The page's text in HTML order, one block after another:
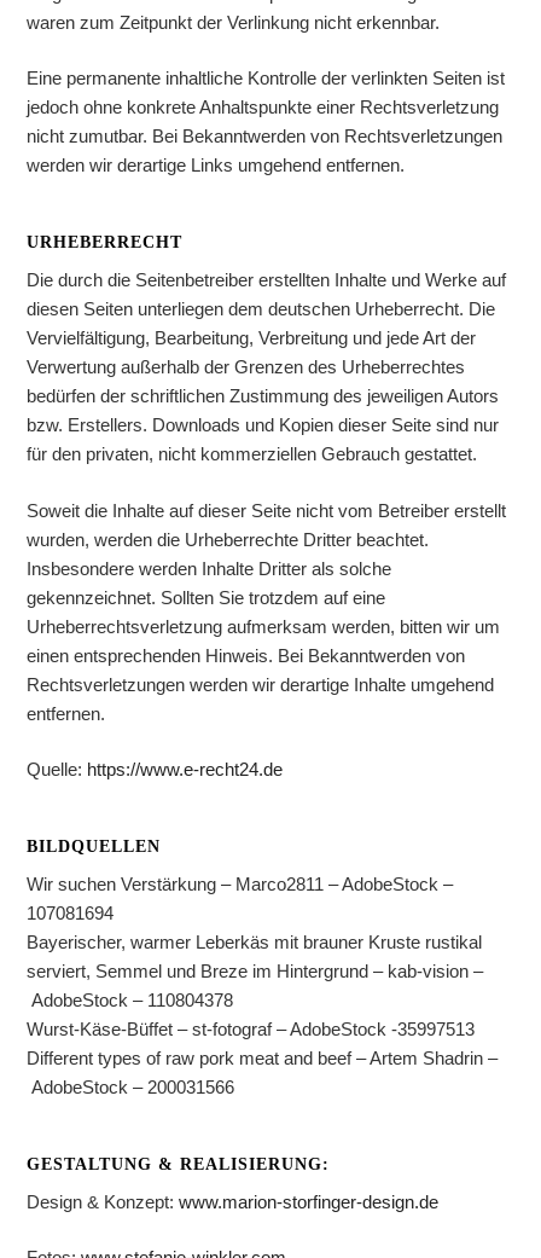
waren zum Zeitpunkt der Verlinkung nicht erkennbar.
Eine permanente inhaltliche Kontrolle der verlinkten Seiten ist
jedoch ohne konkrete Anhaltspunkte einer Rechtsverletzung
nicht zumutbar. Bei Bekanntwerden von Rechtsverletzungen
werden wir derartige Links umgehend entfernen.
URHEBERRECHT
Die durch die Seitenbetreiber erstellten Inhalte und Werke auf
diesen Seiten unterliegen dem deutschen Urheberrecht. Die
Vervielfältigung, Bearbeitung, Verbreitung und jede Art der
Verwertung außerhalb der Grenzen des Urheberrechtes
bedürfen der schriftlichen Zustimmung des jeweiligen Autors
bzw. Erstellers. Downloads und Kopien dieser Seite sind nur
für den privaten, nicht kommerziellen Gebrauch gestattet.
Soweit die Inhalte auf dieser Seite nicht vom Betreiber erstellt
wurden, werden die Urheberrechte Dritter beachtet.
Insbesondere werden Inhalte Dritter als solche
gekennzeichnet. Sollten Sie trotzdem auf eine
Urheberrechtsverletzung aufmerksam werden, bitten wir um
einen entsprechenden Hinweis. Bei Bekanntwerden von
Rechtsverletzungen werden wir derartige Inhalte umgehend
entfernen.
Quelle: https://www.e-recht24.de
BILDQUELLEN
Wir suchen Verstärkung – Marco2811 – AdobeStock –
107081694
Bayerischer, warmer Leberkäs mit brauner Kruste rustikal
serviert, Semmel und Breze im Hintergrund – kab-vision –
AdobeStock – 110804378
Wurst-Käse-Büffet – st-fotograf – AdobeStock -35997513
Different types of raw pork meat and beef – Artem Shadrin –
AdobeStock – 200031566
GESTALTUNG & REALISIERUNG:
Design & Konzept:www.marion-storfinger-design.de